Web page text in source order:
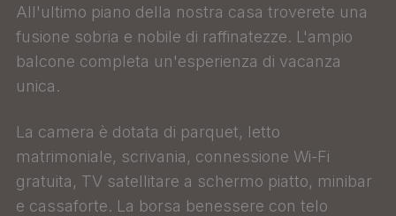
All'ultimo piano della nostra casa troverete una
fusione sobria e nobile di raffinatezze. L'ampio
balcone completa un'esperienza di vacanza
unica.
La camera è dotata di parquet, letto
matrimoniale, scrivania, connessione Wi-Fi
gratuita, TV satellitare a schermo piatto, minibar
e cassaforte. La borsa benessere con telo